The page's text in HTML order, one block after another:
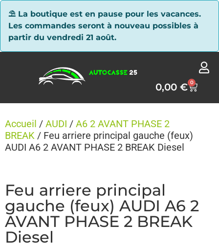
⛱ La boutique est en pause pour les vacances.
Les commandes seront à nouveau possibles à
partir du vendredi 21 août.
0,00€ 0
Accueil / AUDI / A6 2 AVANT PHASE 2
BREAK / Feu arriere principal gauche (feux)
AUDI A6 2 AVANT PHASE 2 BREAK Diesel
Feu arriere principal
gauche (feux) AUDI A6 2
AVANT PHASE 2 BREAK
Diesel
Panneau de gestion des cookies